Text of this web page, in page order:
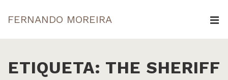
Saltar
al
principal
FERNANDO MOREIRA
principal
ETIQUETA: THE SHERIFF